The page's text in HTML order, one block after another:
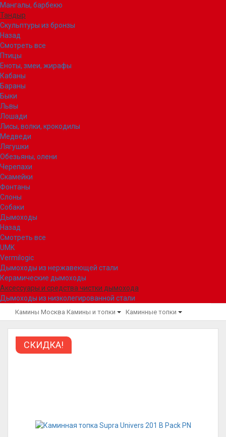
Мангалы, барбекю
Тандыр
Скульптуры из бронзы
Назад
Смотреть все
Птицы
Еноты, змеи, жирафы
Кабаны
Бараны
Быки
Львы
Лошади
Лисы, волки, крокодилы
Медведи
Лягушки
Обезьяны, олени
Черепахи
Скамейки
Фонтаны
Слоны
Собаки
Дымоходы
Назад
Смотреть все
UMK
Vermilogic
Дымоходы из нержавеющей стали
Керамические дымоходы
Аксессуары и средства чистки дымохода
Дымоходы из низколегированной стали
Камины Москва Камины и топки Каминные топки
СКИДКА!